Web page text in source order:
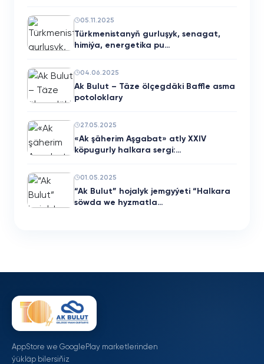
05.11.2025
Türkmenistanyň gurluşyk, senagat,
himiýa, energetika pu…
04.06.2025
Ak Bulut – Täze ölçegdäki Baffle asma
potoloklary
27.05.2025
«Ak şäherim Aşgabat» atly XXIV
köpugurly halkara sergi:…
01.05.2025
“Ak Bulut” hojalyk jemgyýeti “Halkara
söwda we hyzmatla…
AppStore we GooglePlay marketlerinden
ýükläp bilersiňiz